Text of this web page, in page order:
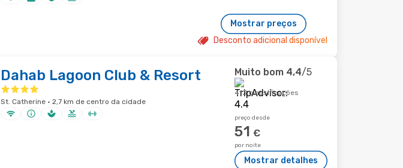
Mostrar preços
Desconto adicional disponível
Dahab Lagoon Club & Resort
St. Catherine · 2,7 km de centro da cidade
Muito bom 4,4/5
413 classificações
preço desde
51 €
por noite
Mostrar detalhes